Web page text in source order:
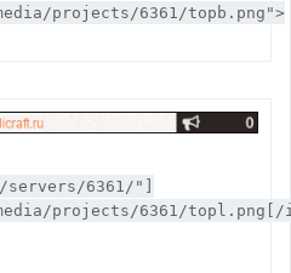
projects/6361/topb.png">
6361/"]
projects/6361/topl.png[/